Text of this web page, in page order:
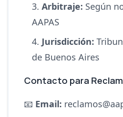
Arbitraje: Según
AAPAS
Jurisdicción:
de Buenos Aires
Contacto para
📧 Email: